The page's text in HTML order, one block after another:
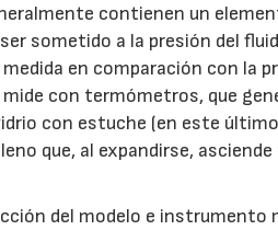
contienen un
sometido a la presión del
en comparación con la
con termómetros, que
con estuche (en este
que, al expandirse, asciende
del modelo e instrumento